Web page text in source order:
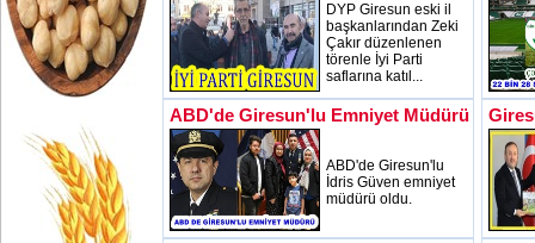
DYP Giresun eski il
başkanlarından Zeki
Çakır düzenlenen
törenle İyi Parti
saflarına katıl...
ABD'de Giresun'lu Emniyet Müdürü
ABD'de Giresun'lu
İdris Güven emniyet
müdürü oldu.